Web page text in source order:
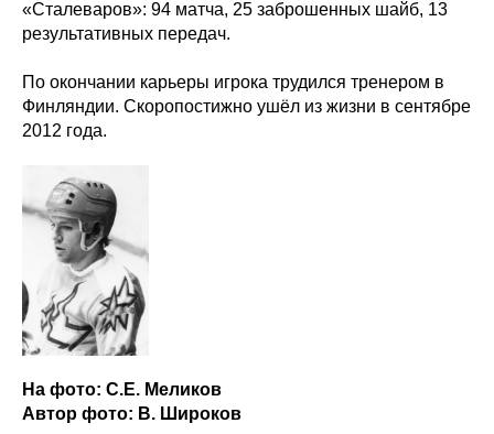
«Сталеваров»: 94 матча, 25 заброшенных шайб, 13
результативных передач.
По окончании карьеры игрока трудился тренером в
Финляндии. Скоропостижно ушёл из жизни в сентябре
2012 года.
На фото: С.Е. Меликов
Автор фото: В. Широков